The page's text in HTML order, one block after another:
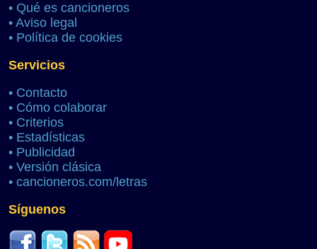
• Qué es cancioneros
• Aviso legal
• Política de cookies
Servicios
• Contacto
• Cómo colaborar
• Criterios
• Estadísticas
• Publicidad
• Versión clásica
• cancioneros.com/letras
Síguenos